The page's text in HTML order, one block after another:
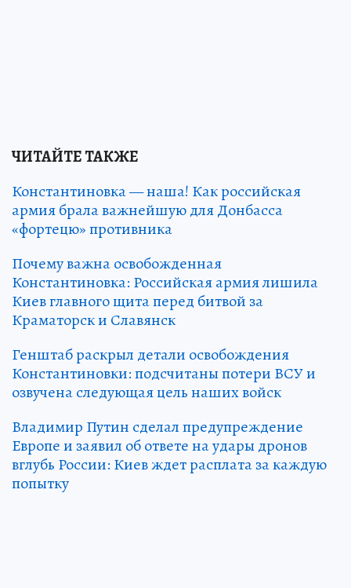
ЧИТАЙТЕ ТАКЖЕ
Константиновка — наша! Как российская
армия брала важнейшую для Донбасса
«фортецю» противника
Почему важна освобожденная
Константиновка: Российская армия лишила
Киев главного щита перед битвой за
Краматорск и Славянск
Генштаб раскрыл детали освобождения
Константиновки: подсчитаны потери ВСУ и
озвучена следующая цель наших войск
Владимир Путин сделал предупреждение
Европе и заявил об ответе на удары дронов
вглубь России: Киев ждет расплата за каждую
попытку